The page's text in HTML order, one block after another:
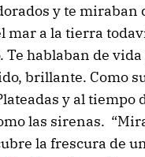
y te miraban
mar a la tierra
Te hablaban de vida
brillante. Como
y al tiempo
las sirenas.
la frescura de